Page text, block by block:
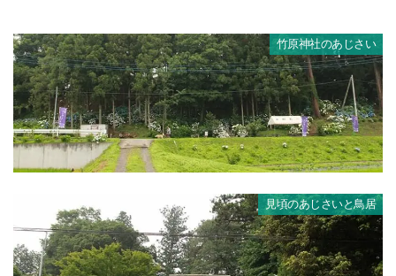
竹原神社のあじさい
見頃のあじさいと鳥居